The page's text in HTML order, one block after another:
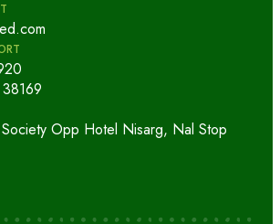
Opp Hotel Nisarg, Nal Stop